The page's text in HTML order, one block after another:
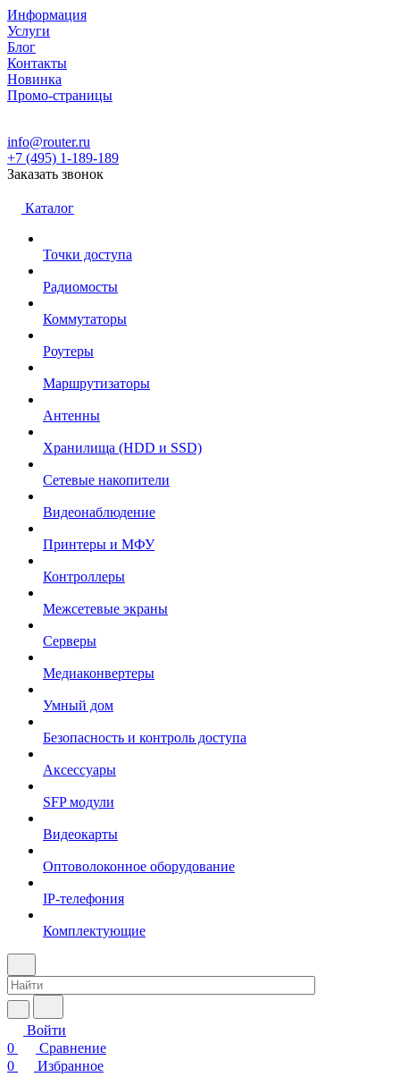
Информация
Услуги
Блог
Контакты
Новинка
Промо-страницы
info@router.ru
+7 (495) 1-189-189
Заказать звонок
Каталог
Точки доступа
Радиомосты
Коммутаторы
Роутеры
Маршрутизаторы
Антенны
Хранилища (HDD и SSD)
Сетевые накопители
Видеонаблюдение
Принтеры и МФУ
Контроллеры
Межсетевые экраны
Серверы
Медиаконвертеры
Умный дом
Безопасность и контроль доступа
Аксессуары
SFP модули
Видеокарты
Оптоволоконное оборудование
IP-телефония
Комплектующие
Войти
0
Сравнение
0
Избранное